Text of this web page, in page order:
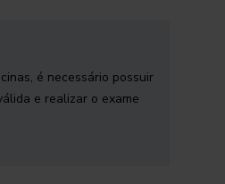
é necessário possuir
e realizar o exame